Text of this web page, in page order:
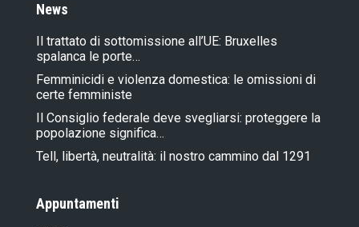
News
Il trattato di sottomissione all’UE: Bruxelles
spalanca le porte…
Femminicidi e violenza domestica: le omissioni di
certe femministe
Il Consiglio federale deve svegliarsi: proteggere la
popolazione significa…
Tell, libertà, neutralità: il nostro cammino dal 1291
Appuntamenti